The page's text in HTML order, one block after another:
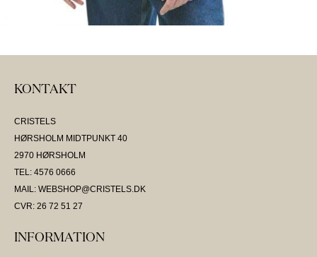
KONTAKT
CRISTELS
HØRSHOLM MIDTPUNKT 40
2970 HØRSHOLM
TEL: 4576 0666
MAIL: WEBSHOP@CRISTELS.DK
CVR: 26 72 51 27
INFORMATION